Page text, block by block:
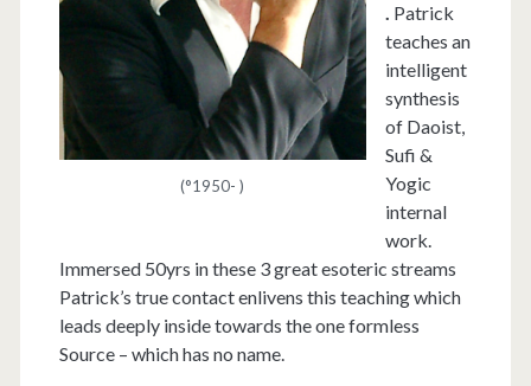
(°1950- )
. Patrick
teaches an
intelligent
synthesis
of Daoist,
Sufi &
Yogic
internal
work.
Immersed 50yrs in these 3 great esoteric streams
Patrick’s true contact enlivens this teaching which
leads deeply inside towards the one formless
Source – which has no name.